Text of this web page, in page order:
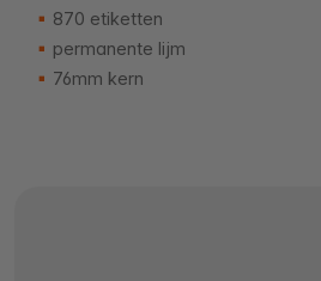
870 etiketten
permanente lijm
76mm kern